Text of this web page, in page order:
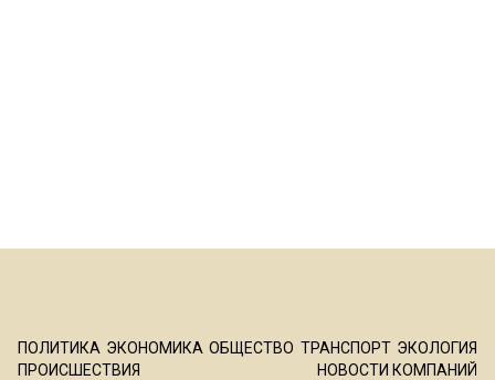
ПОЛИТИКА ЭКОНОМИКА ОБЩЕСТВО ТРАНСПОРТ ЭКОЛОГИЯ
ПРОИСШЕСТВИЯ
НОВОСТИ КОМПАНИЙ